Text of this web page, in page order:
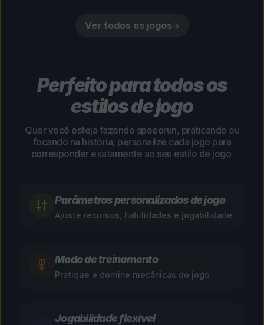
Ver todos os jogos
Perfeito para todos os
estilos de jogo
Quer você esteja fazendo speedrun, praticando ou
focando na história, personalize cada jogo para
corresponder exatamente ao seu estilo de jogo.
Parâmetros personalizados de jogo
Ajuste recursos, habilidades e jogabilidade
Modo de treinamento
Pratique e domine mecânicas do jogo
Jogabilidade flexível